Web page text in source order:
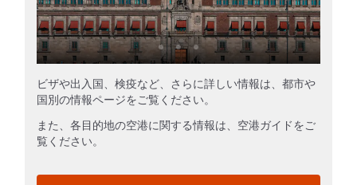
ビザや出入国、検疫など、さらに詳しい情報は、都市や
国別の情報ページをご覧ください。
また、各目的地の空港に関する情報は、空港ガイドをご
覧ください。